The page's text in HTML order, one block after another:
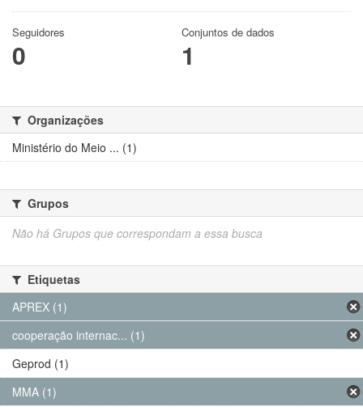
Seguidores
0
Conjuntos de dados
1
Organizações
Ministério do Meio ... (1)
Grupos
Não há Grupos que correspondam a essa busca
Etiquetas
APREX (1)
cooperação internac... (1)
Geprod (1)
MMA (1)